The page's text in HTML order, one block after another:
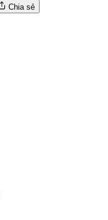
Chia sẻ